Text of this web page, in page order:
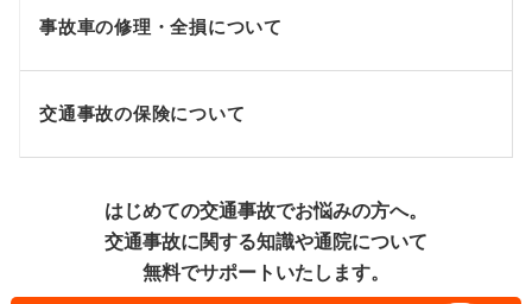
事故車の修理・全損について
交通事故の保険について
はじめての交通事故でお悩みの方へ。
交通事故に関する知識や通院について
無料でサポートいたします。